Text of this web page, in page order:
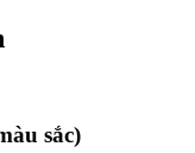
sắc)